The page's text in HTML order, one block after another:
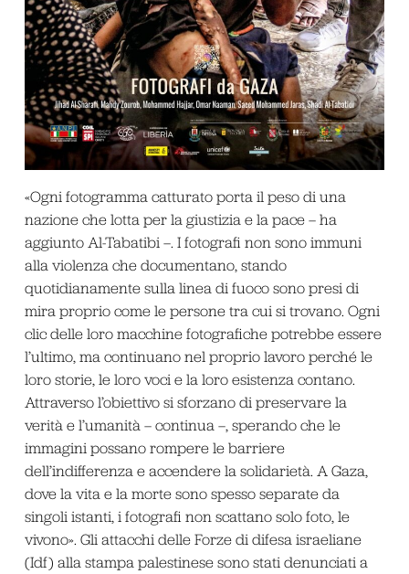
«Ogni fotogramma catturato porta il peso di una
nazione che lotta per la giustizia e la pace – ha
aggiunto Al-Tabatibi –. I fotografi non sono immuni
alla violenza che documentano, stando
quotidianamente sulla linea di fuoco sono presi di
mira proprio come le persone tra cui si trovano. Ogni
clic delle loro macchine fotografiche potrebbe essere
l’ultimo, ma continuano nel proprio lavoro perché le
loro storie, le loro voci e la loro esistenza contano.
Attraverso l’obiettivo si sforzano di preservare la
verità e l’umanità – continua –, sperando che le
immagini possano rompere le barriere
dell’indifferenza e accendere la solidarietà. A Gaza,
dove la vita e la morte sono spesso separate da
singoli istanti, i fotografi non scattano solo foto, le
vivono». Gli attacchi delle Forze di difesa israeliane
(Idf) alla stampa palestinese sono stati denunciati a